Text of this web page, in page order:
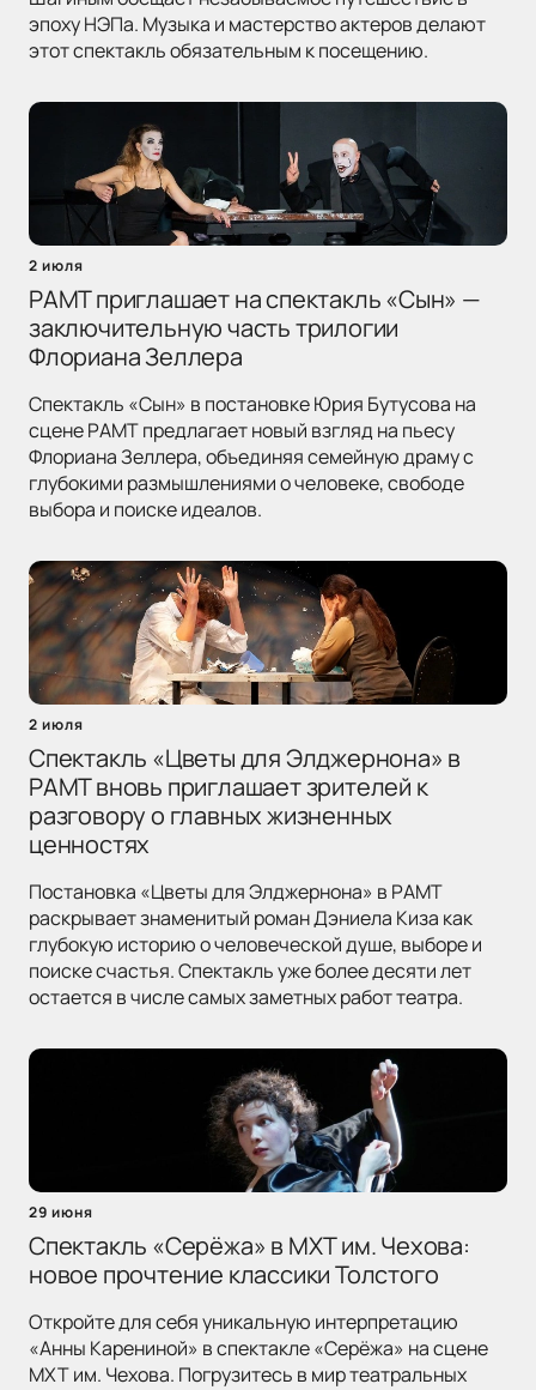
эпоху НЭПа. Музыка и мастерство актеров делают
этот спектакль обязательным к посещению.
2 июля
РАМТ приглашает на спектакль «Сын» —
заключительную часть трилогии
Флориана Зеллера
Спектакль «Сын» в постановке Юрия Бутусова на
сцене РАМТ предлагает новый взгляд на пьесу
Флориана Зеллера, объединяя семейную драму с
глубокими размышлениями о человеке, свободе
выбора и поиске идеалов.
2 июля
Спектакль «Цветы для Элджернона» в
РАМТ вновь приглашает зрителей к
разговору о главных жизненных
ценностях
Постановка «Цветы для Элджернона» в РАМТ
раскрывает знаменитый роман Дэниела Киза как
глубокую историю о человеческой душе, выборе и
поиске счастья. Спектакль уже более десяти лет
остается в числе самых заметных работ театра.
29 июня
Спектакль «Серёжа» в МХТ им. Чехова:
новое прочтение классики Толстого
Откройте для себя уникальную интерпретацию
«Анны Карениной» в спектакле «Серёжа» на сцене
МХТ им. Чехова. Погрузитесь в мир театральных